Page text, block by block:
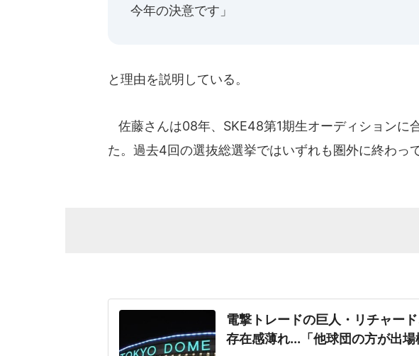
今年の決意です」
と理由を説明している。
佐藤さんは08年、SKE48第1期生オーディションに
た。過去4回の選抜総選挙ではいずれも圏外に終わっ
電撃トレードの巨人・リチャー
存在感薄れ...「他球団の方が出